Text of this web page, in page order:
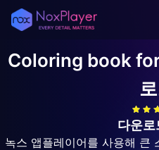
Coloring book
다운로
녹스 앱플레이어를 사용해 큰